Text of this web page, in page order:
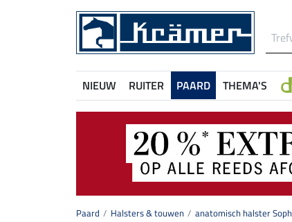
NIEUW RUITER PAARD THEMA'S
Paard Halsters & touwen anatomisch halster